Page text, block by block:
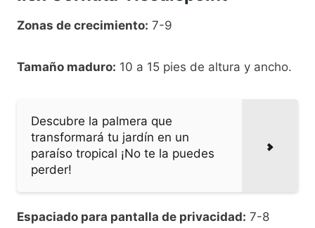
Zonas de crecimiento: 7-9
Tamaño maduro: 10 a 15 pies de altura y ancho.
Descubre la palmera que
transformará tu jardín en un
paraíso tropical ¡No te la puedes
perder!
Espaciado para pantalla de privacidad: 7-8